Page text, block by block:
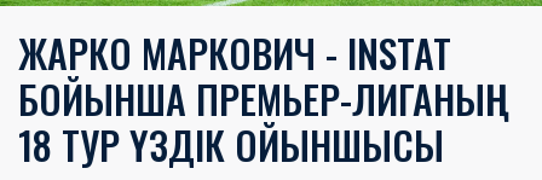
ЖАРКО МАРКОВИЧ - INSTAT
БОЙЫНША ПРЕМЬЕР-ЛИГАНЫҢ
18 ТУР ҮЗДІК ОЙЫНШЫСЫ